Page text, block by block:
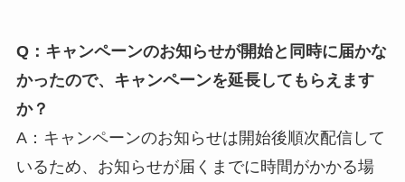
Q：キャンペーンのお知らせが開始と同時に届かな
かったので、キャンペーンを延長してもらえます
か？
A：キャンペーンのお知らせは開始後順次配信して
いるため、お知らせが届くまでに時間がかかる場